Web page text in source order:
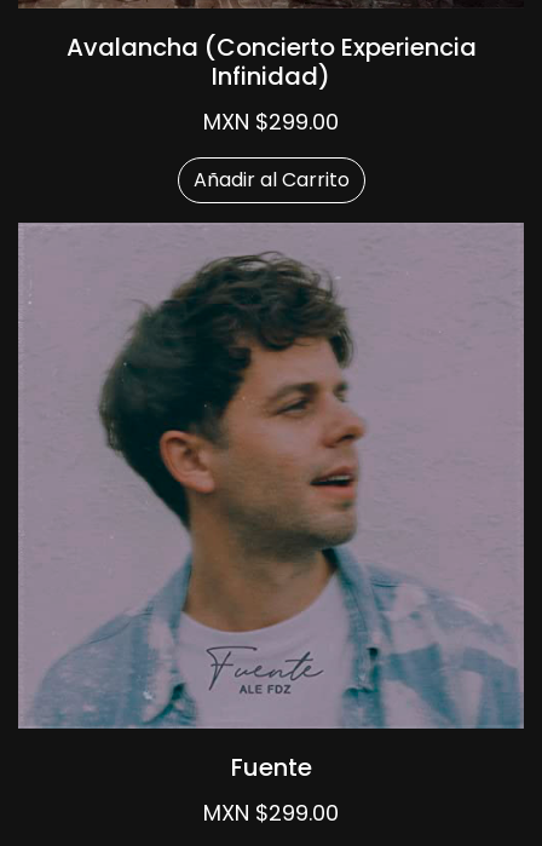
Avalancha (Concierto Experiencia
Infinidad)
MXN $299.00
Añadir al Carrito
Fuente
MXN $299.00